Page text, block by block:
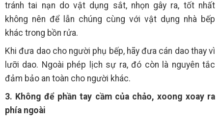
tránh tai nạn do vật dụng sắt, nhọn gây ra, tốt nhất
không nên để lẫn chúng cùng với vật dụng nhà bếp
khác trong bồn rửa.
Khi đưa dao cho người phụ bếp, hãy đưa cán dao thay vì
lưỡi dao. Ngoài phép lịch sự ra, đó còn là nguyên tắc
đảm bảo an toàn cho người khác.
3. Không để phần tay cầm của chảo, xoong xoay ra
phía ngoài